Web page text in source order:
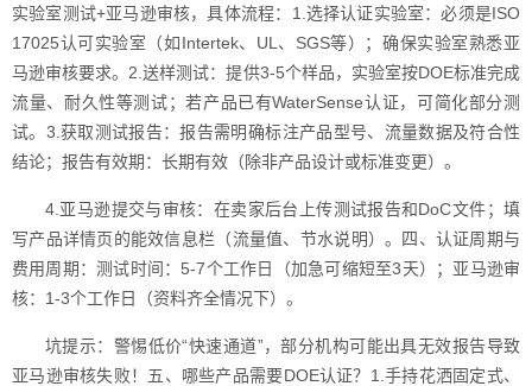
实验室测试+亚马逊审核，具体流程：1.选择认证实验室：必须是ISO
17025认可实验室（如Intertek、UL、SGS等）；确保实验室熟悉亚
马逊审核要求。2.送样测试：提供3-5个样品，实验室按DOE标准完成
流量、耐久性等测试；若产品已有WaterSense认证，可简化部分测
试。3.获取测试报告：报告需明确标注产品型号、流量数据及符合性
结论；报告有效期：长期有效（除非产品设计或标准变更）。
4.亚马逊提交与审核：在卖家后台上传测试报告和DoC文件；填
写产品详情页的能效信息栏（流量值、节水说明）。四、认证周期与
费用周期：测试时间：5-7个工作日（加急可缩短至3天）；亚马逊审
核：1-3个工作日（资料齐全情况下）。
坑提示：警惕低价“快速通道”，部分机构可能出具无效报告导致
亚马逊审核失败！五、哪些产品需要DOE认证？1.手持花洒固定式、